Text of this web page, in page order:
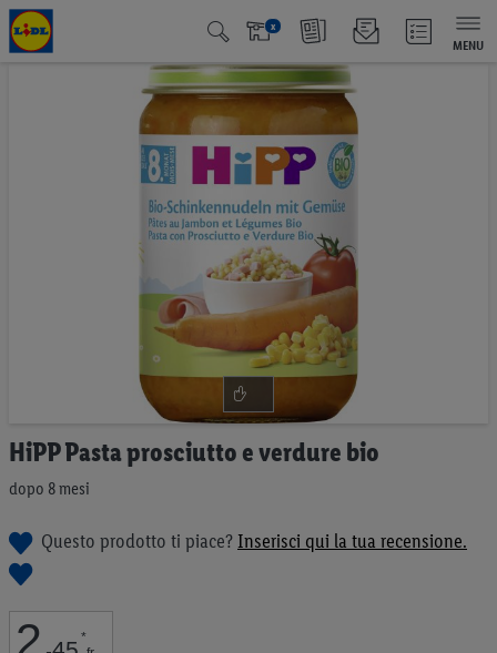
x
MENU
HiPP Pasta prosciutto e verdure bio
dopo 8 mesi
Questo prodotto ti piace?Inserisci qui la tua recensione.
2.
*
Vai
all'inizio
della
di
immagini